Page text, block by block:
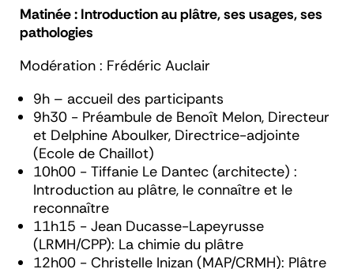
Matinée : Introduction au plâtre, ses usages, ses
pathologies
Modération : Frédéric Auclair
9h – accueil des participants
9h30 - Préambule de Benoît Melon, Directeur
et Delphine Aboulker, Directrice-adjointe
(Ecole de Chaillot)
10h00 - Tiffanie Le Dantec (architecte) :
Introduction au plâtre, le connaître et le
reconnaître
11h15 - Jean Ducasse-Lapeyrusse
(LRMH/CPP): La chimie du plâtre
12h00 - Christelle Inizan (MAP/CRMH): Plâtre